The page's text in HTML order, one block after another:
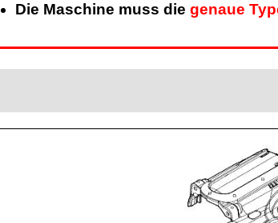
Die Maschine muss die genaue